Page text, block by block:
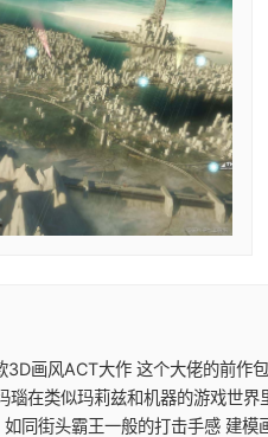
画风ACT大作 这个大佬的前作
瑙在类似玛莉兹和机器的游戏世
同街头霸王一般的打击手感 建